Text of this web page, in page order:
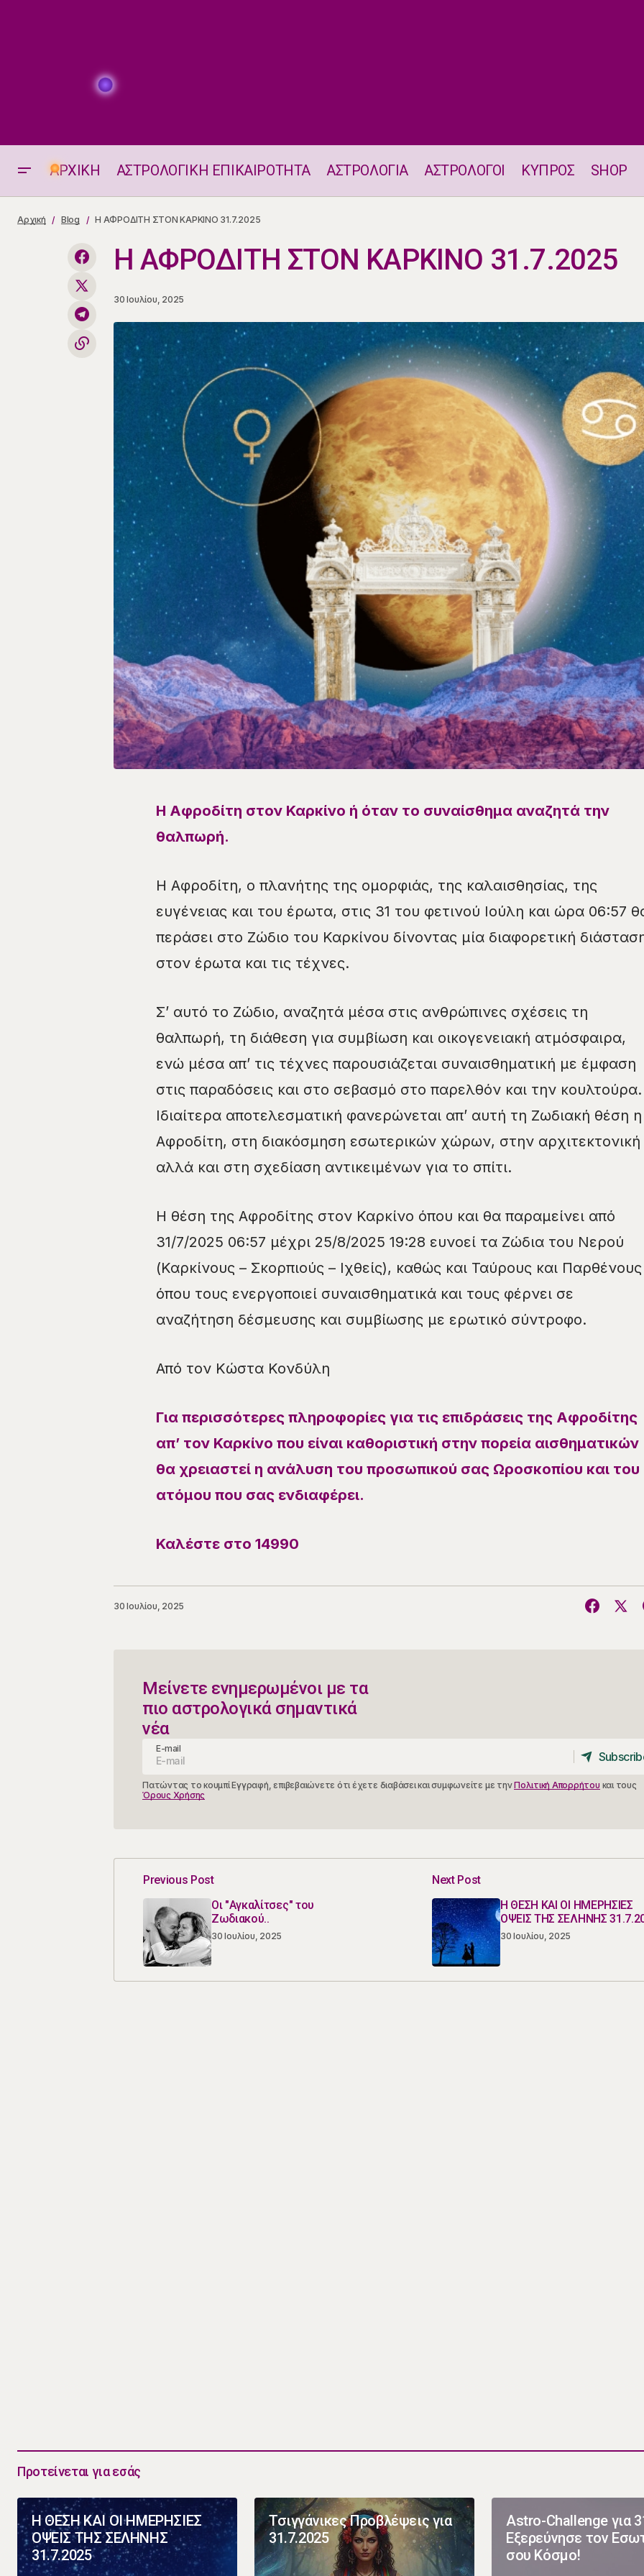
ΑΡΧΙΚΗ ΑΣΤΡΟΛΟΓΙΚΗ ΕΠΙΚΑΙΡΟΤΗΤΑ ΑΣΤΡΟΛΟΓΙΑ ΑΣΤΡΟΛΟΓΟΙ ΚΥΠΡΟΣ SHOP
Οι "Αγκαλίτσες" του Ζωδιακού..
Αρχική Blog Η ΑΦΡΟΔΙΤΗ ΣΤΟΝ ΚΑΡΚΙΝΟ 31.7.2025
Η ΑΦΡΟΔΙΤΗ ΣΤΟΝ ΚΑΡΚΙΝΟ 31.7.2025
30 Ιουλίου, 2025
Η Αφροδίτη στον Καρκίνο ή όταν το συναίσθημα αναζητά την
θαλπωρή.
Η Αφροδίτη, ο πλανήτης της ομορφιάς, της καλαισθησίας, της
ευγένειας και του έρωτα, στις 31 του φετινού Ιούλη και ώρα 06:57
περάσει στο Ζώδιο του Καρκίνου δίνοντας μία διαφορετική
στον έρωτα και τις τέχνες.
Σ’ αυτό το Ζώδιο, αναζητά μέσα στις ανθρώπινες σχέσεις τη
θαλπωρή, τη διάθεση για συμβίωση και οικογενειακή ατμόσφαιρα,
ενώ μέσα απ’ τις τέχνες παρουσιάζεται συναισθηματική με έμφαση
στις παραδόσεις και στο σεβασμό στο παρελθόν και την κουλτούρα.
Ιδιαίτερα αποτελεσματική φανερώνεται απ’ αυτή τη Ζωδιακή θέση η
Αφροδίτη, στη διακόσμηση εσωτερικών χώρων, στην αρχιτεκτονική
αλλά και στη σχεδίαση αντικειμένων για το σπίτι.
Η θέση της Αφροδίτης στον Καρκίνο όπου και θα παραμείνει από
31/7/2025 06:57 μέχρι 25/8/2025 19:28 ευνοεί τα Ζώδια του Νερού
(Καρκίνους – Σκορπιούς – Ιχθείς), καθώς και Ταύρους και Παρθένους
όπου τους ενεργοποιεί συναισθηματικά και τους φέρνει σε
αναζήτηση δέσμευσης και συμβίωσης με ερωτικό σύντροφο.
Από τον Κώστα Κονδύλη
Για περισσότερες πληροφορίες για τις επιδράσεις της Αφροδίτης
απ’ τον Καρκίνο που είναι καθοριστική στην πορεία αισθηματικών
θα χρειαστεί η ανάλυση του προσωπικού σας Ωροσκοπίου και του
ατόμου που σας ενδιαφέρει.
Καλέστε στο 14990
30 Ιουλίου, 2025
Μείνετε ενημερωμένοι με τα
πιο αστρολογικά σημαντικά
νέα
E-mail
Πατώντας το κουμπί Εγγραφή, επιβεβαιώνετε ότι έχετε διαβάσει και συμφωνείτε με τηνΠολιτική Απορρήτου και τους
Όρους Χρήσης
Previous Post
Οι "Αγκαλίτσες" του
Ζωδιακού..
30 Ιουλίου, 2025
Next Post
Η ΘΕΣΗ ΚΑΙ ΟΙ ΗΜΕΡΗΣΙΕΣ
ΟΨΕΙΣ ΤΗΣ ΣΕΛΗΝΗΣ
30 Ιουλίου, 2025
Προτείνεται για εσάς
Η ΘΕΣΗ ΚΑΙ ΟΙ ΗΜΕΡΗΣΙΕΣ
ΟΨΕΙΣ ΤΗΣ ΣΕΛΗΝΗΣ
31.7.2025
Τσιγγάνικες Προβλέψεις για
31.7.2025
Astro-Challenge για
Εξερεύνησε τον
σου Κόσμο!